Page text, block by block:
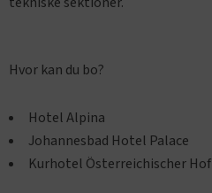
Hvor kan du bo?
Hotel Alpina
Johannesbad Hotel Palace
Kurhotel Österreichischer Hof